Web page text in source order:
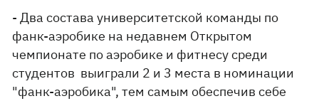
- Два состава университетской команды по
фанк-аэробике на недавнем Открытом
чемпионате по аэробике и фитнесу среди
студентов выиграли 2 и 3 места в номинации
"фанк-аэробика", тем самым обеспечив себе